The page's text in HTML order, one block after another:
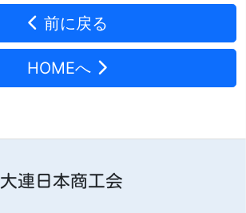
前に戻る
HOMEへ
大連日本商工会